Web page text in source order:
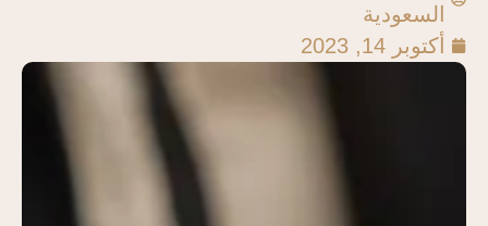
السعودية
أكتوبر 14, 2023